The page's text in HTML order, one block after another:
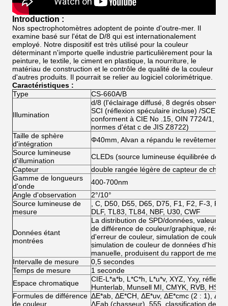
Introduction :
Nos spectrophotomètres adoptent de pointe d'outre-mer. Il
examine basé sur l'état de D/8 qui est internationalement
employé. Notre dispositif est très utilisé pour la couleur
déterminant n'importe quelle industrie particulièrement pour la
peinture, le textile, le ciment en plastique, la nourriture, le
matériau de construction et le contrôle de qualité de la couleur
d'autres produits. Il pourrait se relier au logiciel colorimétrique.
Caractéristiques :
Type
CS-660A/B
Illumination
d/8 (l'éclairage diffusé, 8 degrés
SCI (réflexion spéculaire incluse) /SCE
conforment à CIE No .15, OIN 7724/1,
normes d'état c de JIS Z8722)
Taille de sphère
d'intégration
Φ40mm, Alvan a répandu le revêtement
Source lumineuse
d'illumination
CLEDs (source lumineuse équilibrée de
Capteur
double rangée légère de capteur de
Gamme de longueurs
d'onde
400-700nm
Angle d'observation
2°/10°
Source lumineuse de
mesure
, C, D50, D55, D65, D75, F1, F2, F-3,
DLF, TL83, TL84, NBF, U30, CWF
Données étant
montrées
La distribution de SPD/données, valeurs
de différence de couleur/graphique,
d'erreur de couleur, simulation de
simulation de couleur de données
manuelle, produisent du rapport de
Intervalle de mesure
0,5 secondes
Temps de mesure
1 seconde
Espace chromatique
CIE-L*a*b, L*C*h, L*u*v, XYZ, Yxy,
Hunterlab, Munsell MI, CMYK, RVB, HSB
Formules de différence
de couleur
ΔE*ab, ΔE*CH, ΔE*uv, ΔE*cmc (2 : 1),
ΔEab (chasseur), 555, classification de